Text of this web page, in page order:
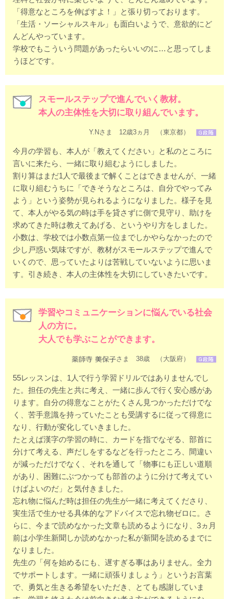
「得意なところを伸ばすよ！」と張り切っております。
「生活・ソーシャルスキル」も面白いようで、意欲的にど
んどんやっています。
学校でもこういう問題があったらいいのに…と思ってしま
うほどです。
スモールステップで進んでいく教材。
本人の主体性を大切に取り組んでいます。
Y.Nさま 12歳3ヵ月 （東京都）
今月の学習も、本人が「教えてください」と私のところに
言いに来たら、一緒に取り組むようにしました。
割り算はまだ1人で最後まで解くことはできませんが、一緒
に取り組むうちに「できそうなところは、自分でやってみ
よう」という姿勢が見られるようになりました。様子を見
て、本人がやる気の時は手を貸さずに側で見守り、助けを
求めてきた時は教えてあげる、というやり方をしました。
小数は、学校では小数点第一位までしかやらなかったので
少し戸惑い気味ですが、教材がスモールステップで進んで
いくので、思っていたよりは苦戦していないように思いま
す。引き続き、本人の主体性を大切にしていきたいです。
学習やコミュニケーションに悩んでいる社会
人の方に。
大人でも学ぶことができます。
さま 38歳 （大阪府）
55レッスンは、1人で行う学習ドリルではありませんでし
た。担任の先生と共に考え、一緒に歩んで行く安心感があ
ります。自分の得意なことがたくさん見つかっただけでな
く、苦手意識を持っていたことも受講するに従って得意に
なり、行動が変化していきました。
たとえば漢字の学習の時に、カードを指でなぞる、部首に
分けて考える、声だしをするなどを行ったところ、間違い
が減っただけでなく、それを通して「物事にも正しい道順
があり、困難にぶつかっても部首のように分けて考えてい
けばよいのだ」と気付きました。
忘れ物に悩んだ時は担任の先生が一緒に考えてくださり、
実生活で生かせる具体的なアドバイスで忘れ物ゼロに。さ
らに、今まで読めなかった文章も読めるようになり、3ヵ月
前は小学生新聞しか読めなかった私が新聞を読めるまでに
なりました。
先生の「何を始めるにも、遅すぎる事はありません。全力
でサポートします。一緒に頑張りましょう」というお言葉
で、勇気と生きる希望をいただき、とても感謝していま